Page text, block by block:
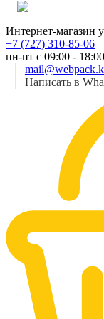
Интернет-магазин
+7 (727) 310-85-06
пн-пт с 09:00 - 18:00
Написать в